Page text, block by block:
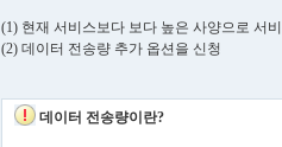
(1) 현재 서비스보다 보다 높은 사양으로 서
(2) 데이터 전송량 추가 옵션을 신청
데이터 전송량이란?